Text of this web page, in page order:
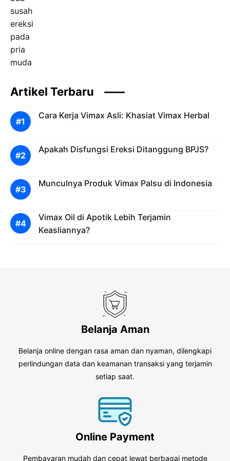
Artikel Terbaru
Cara Kerja Vimax Asli: Khasiat Vimax Herbal
Apakah Disfungsi Ereksi Ditanggung BPJS?
Munculnya Produk Vimax Palsu di Indonesia
Vimax Oil di Apotik Lebih Terjamin
Keasliannya?
Belanja Aman
Belanja online dengan rasa aman dan nyaman, dilengkapi
perlindungan data dan keamanan transaksi yang terjamin
setiap saat.
Online Payment
Pembayaran mudah dan cepat lewat berbagai metode